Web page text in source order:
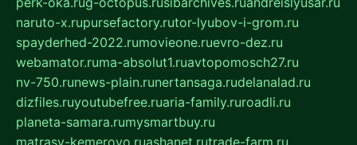
naruto-x.rupursefactory.rutor-lyubov-i-grom.ru
spayderhed-2022.rumovieone.ruevro-dez.ru
webamator.ruma-absolut1.ruavtopomosch27.ru
nv-750.runews-plain.runertansaga.rudelanalad.ru
dizfiles.ruyoutubefree.ruaria-family.ruroadli.ru
planeta-samara.rumysmartbuy.ru
matrasy-kemerovo.ruashanet.rutrade-farm.ru